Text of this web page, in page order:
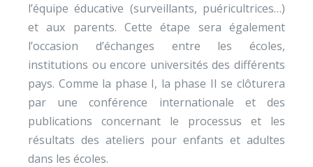
l’équipe éducative (surveillants, puéricultrices…)
et aux parents. Cette étape sera également
l’occasion d’échanges entre les écoles,
institutions ou encore universités des différents
pays. Comme la phase I, la phase II se clôturera
par une conférence internationale et des
publications concernant le processus et les
résultats des ateliers pour enfants et adultes
dans les écoles.